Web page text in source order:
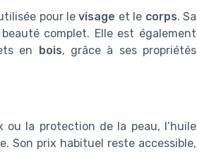
pour levisage et le corps. Sa
complet. Elle est également
en bois, grâce à ses propriétés
ou la protection de la peau, l’huile
Son prix habituel reste accessible,